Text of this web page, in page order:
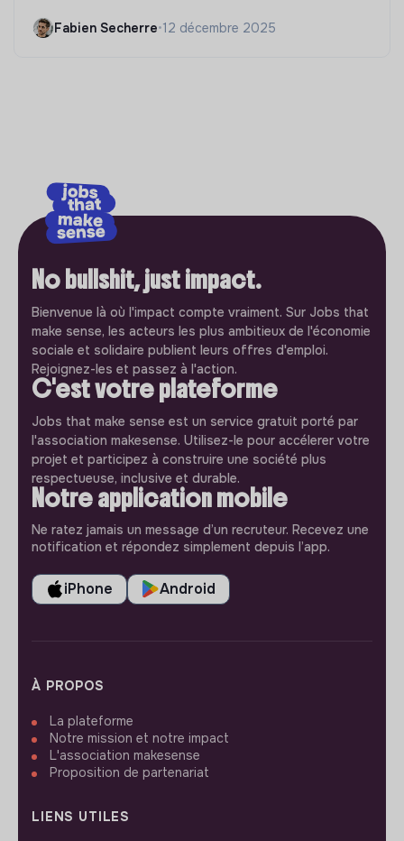
Fabien Secherre•12 décembre 2025
No bullshit, just impact.
Bienvenue là où l'impact compte vraiment. Sur Jobs that
make sense, les acteurs les plus ambitieux de l'économie
sociale et solidaire publient leurs offres d'emploi.
Rejoignez-les et passez à l'action.
C'est votre plateforme
Jobs that make sense est un service gratuit porté par
l'association makesense. Utilisez-le pour accélerer votre
projet et participez à construire une société plus
respectueuse, inclusive et durable.
Notre application mobile
Ne ratez jamais un message d’un recruteur. Recevez une
notification et répondez simplement depuis l’app.
iPhone Android
À PROPOS
La plateforme
Notre mission et notre impact
L'association makesense
Proposition de partenariat
LIENS UTILES